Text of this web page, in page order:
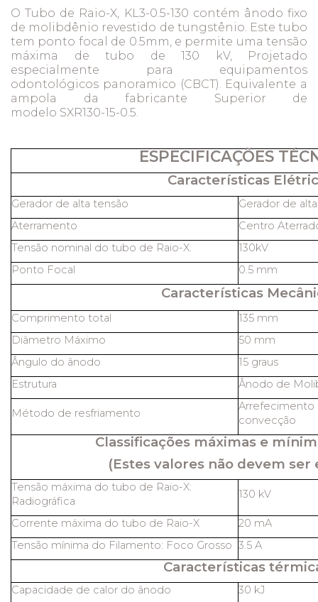
O Tubo de Raio-X, KL3-0.5-130 contém ânodo fixo
de molibdênio revestido de tungstênio. Este tubo
tem ponto focal de 0.5mm, e permite uma tensão
máxima de tubo de 130 kV, Projetado
especialmente para equipamentos
odontológicos panoramico (CBCT). Equivalente a
ampola da fabricante Superior de
modelo SXR130-15-0.5.
ESPECIFICAÇÕES
Características
Gerador de alta tensão
Gerador de
Aterramento
Centro
Tensão nominal do tubo de Raio-X:
130kV
Ponto Focal
0.5 mm
Características
Comprimento total
135 mm
Diâmetro Máximo
50 mm
Ângulo do ânodo
15 graus
Estrutura
Ânodo de
Método de resfriamento
Arrefecimento
convecção
Classificações máximas e
(Estes valores não devem ser
Tensão máxima do tubo de Raio-X:
Radiográfica
130 kV
Corrente máxima do tubo de Raio-X
20 mA
Tensão mínima do Filamento: Foco Grosso 3.5 A
Características
Capacidade de calor do ânodo 30 kJ